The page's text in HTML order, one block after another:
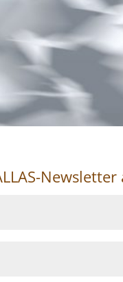
Newsletter